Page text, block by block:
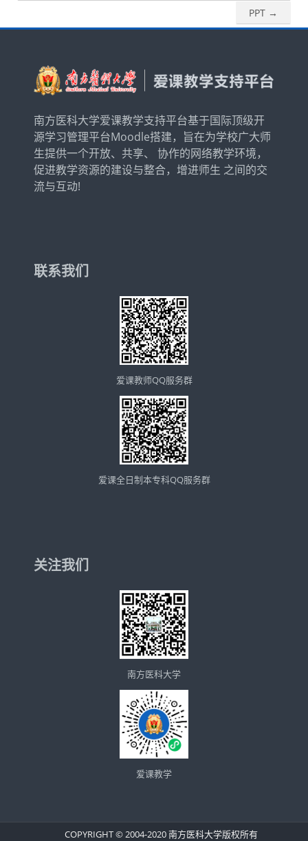
PPT →
南方医科大学爱课教学支持平台基于国际顶级开
源学习管理平台Moodle搭建，旨在为学校广大师
生提供一个开放、共享、 协作的网络教学环境，
促进教学资源的建设与整合，增进师生 之间的交
流与互动!
联系我们
爱课教师QQ服务群
爱课全日制本专科QQ服务群
关注我们
南方医科大学
爱课教学
COPYRIGHT © 2004-2020 南方医科大学版权所有